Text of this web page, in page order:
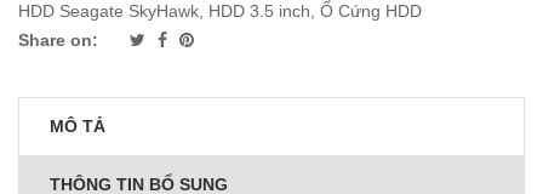
HDD Seagate SkyHawk, HDD 3.5 inch, Ổ Cứng HDD
Share on:
MÔ TẢ
THÔNG TIN BỔ SUNG